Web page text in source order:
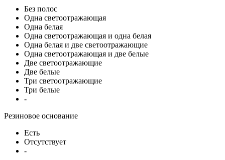
Без полос
Одна светоотражающая
Одна белая
Одна светоотражающая и одна белая
Одна белая и две светоотражающие
Одна светоотражающая и две белые
Две светоотражающие
Две белые
Три светоотражающие
Три белые
-
Резиновое основание
Есть
Отсутствует
-